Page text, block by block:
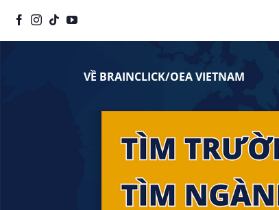
đến
nội
VỀ BRAINCLICK/OEA VIETNAM